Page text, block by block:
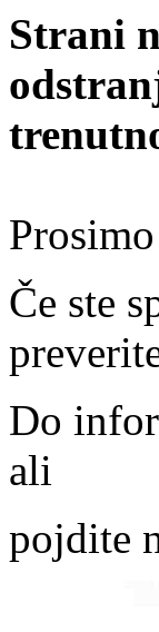
Strani
Če ste
Do
ali
pojdite